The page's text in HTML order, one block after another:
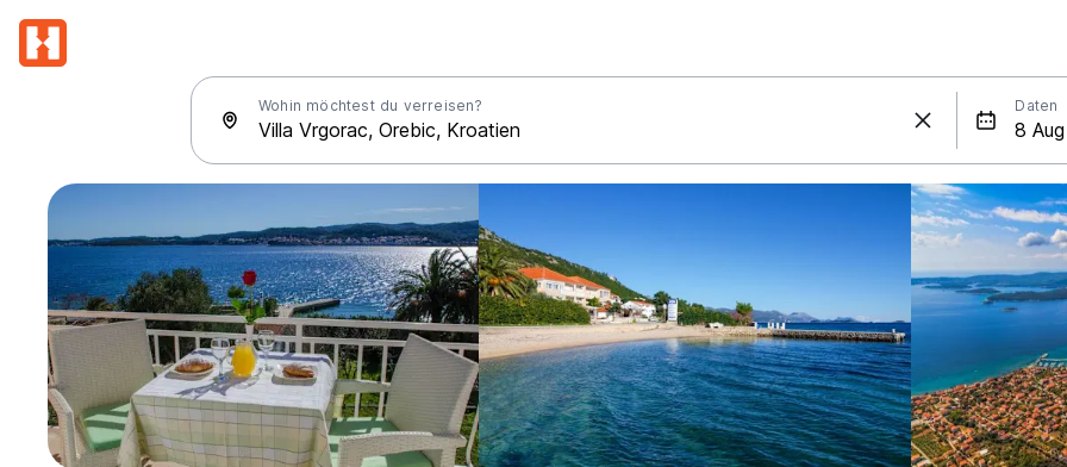
Wohin möchtest du verreisen? Daten